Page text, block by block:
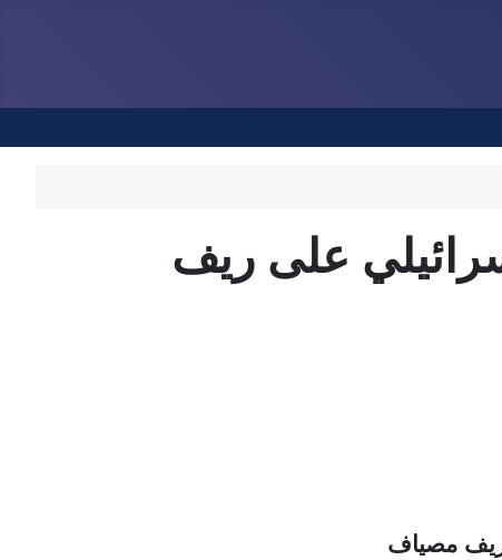
على ريف
ريف مصياف